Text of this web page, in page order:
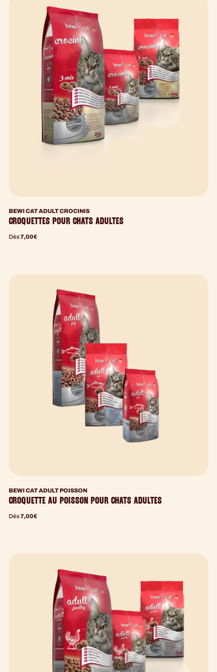
BEWI CAT ADULT CROCINIS
CROQUETTES POUR CHATS ADULTES
Dès7,00€
BEWI CAT ADULT POISSON
CROQUETTE AU POISSON POUR CHATS ADULTES
Dès7,00€